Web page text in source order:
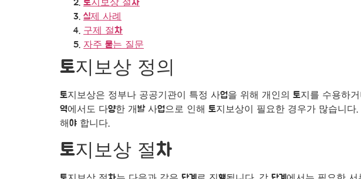
토지보상 절차
실제 사례
구제 절차
자주 묻는 질문
토지보상 정의
토지보상은 정부나 공공기관이 특정 사업을 위해 개인의 토지를 수용하
역에서도 다양한 개발 사업으로 인해 토지보상이 필요한 경우가 많습니
해야 합니다.
토지보상 절차